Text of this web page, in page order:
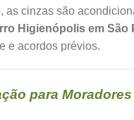
as cinzas são
Higienópolis em São
e acordos prévios.
para